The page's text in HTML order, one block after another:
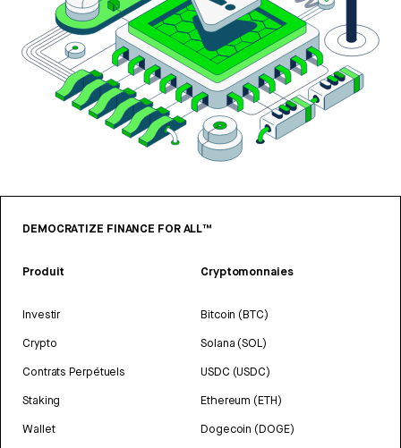
DEMOCRATIZE FINANCE FOR ALL™
Produit
Investir
Crypto
Contrats Perpétuels
Staking
Wallet
Cryptomonnaies
Bitcoin (BTC)
Solana (SOL)
USDC (USDC)
Ethereum (ETH)
Dogecoin (DOGE)